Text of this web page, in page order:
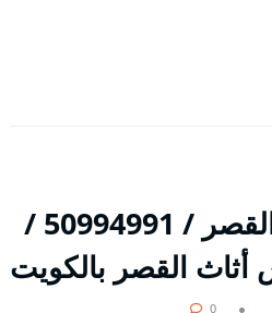
خدمة نقل عفش القصر / 50994991 /
القصر بالكويت
0